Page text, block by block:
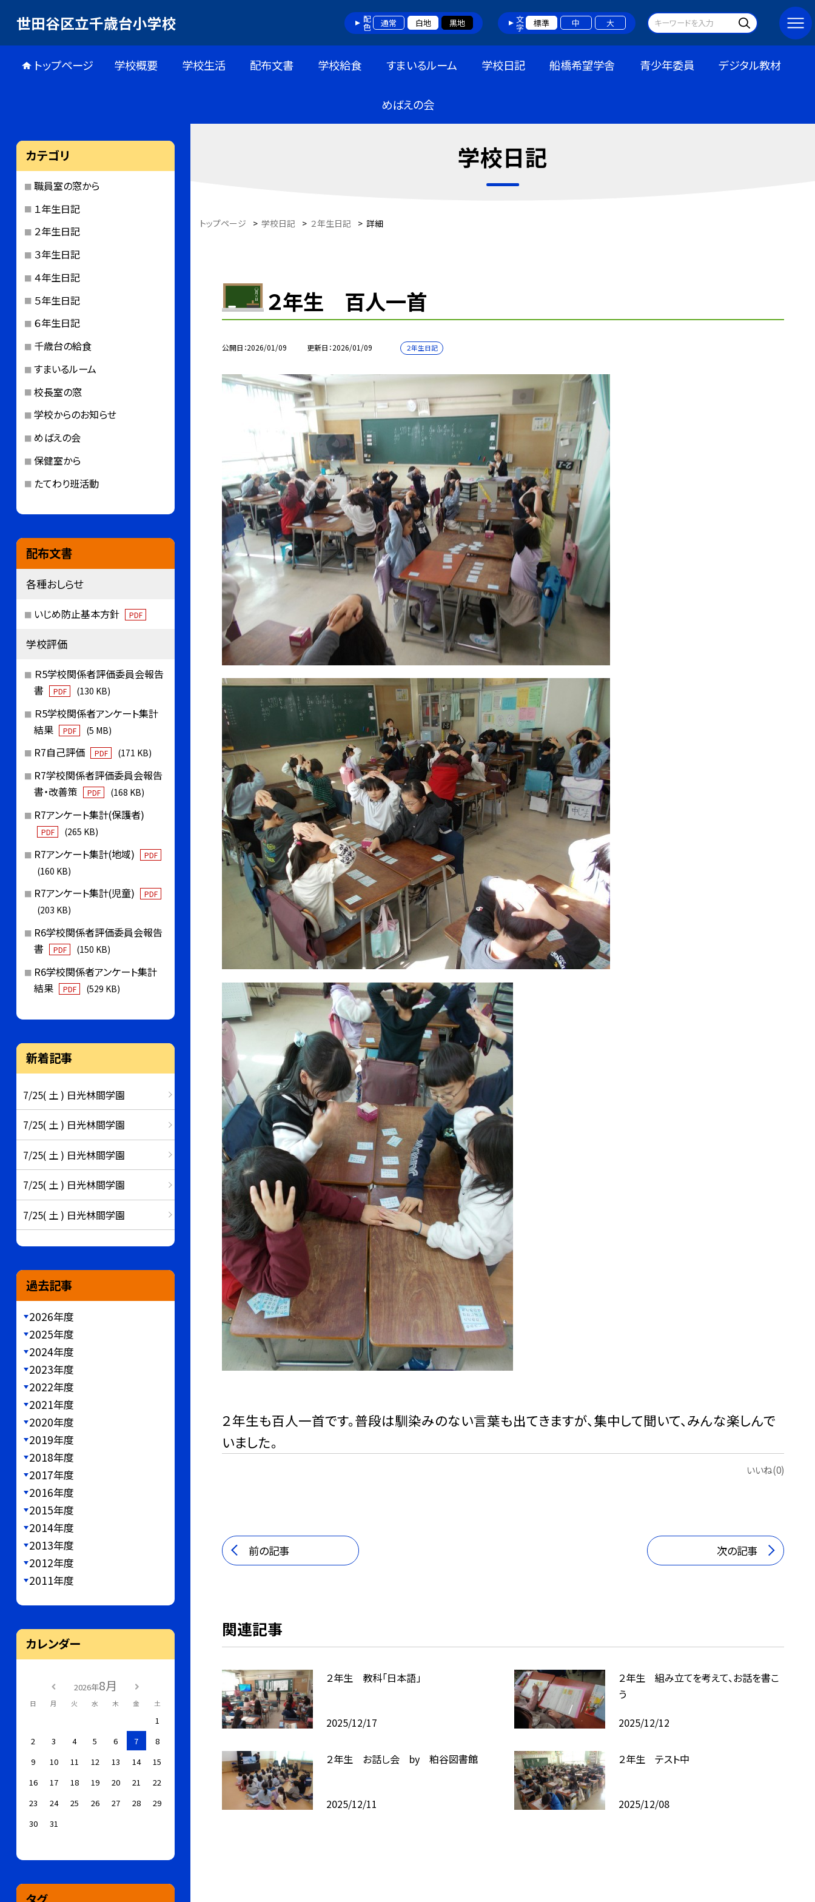
世田谷区立千歳台小学校 配色 通常 白地 黒地 文字 標準 中 大
トップページ 学校概要 学校生活 配布文書 学校給食 すまいるルーム 学校日記 船橋希望学舎 青少年委員 デジタル教材
めばえの会
学校日記
トップページ > 学校日記 > ２年生日記 > 詳細
２年生 百人一首
公開日 2026/01/09 更新日 2026/01/09 ２年生日記
２年生も百人一首です。普段は馴染みのない言葉も出てきますが、集中して聞いて、みんな楽しんで
いました。
いいね(0)
前の記事 次の記事
関連記事
２年生 教科「日本語」
2025/12/17
２年生 組み立てを考えて、お話を書こ
う
2025/12/12
２年生 お話し会 by 粕谷図書館
2025/12/11
２年生 テスト中
2025/12/08
カテゴリ
職員室の窓から
１年生日記
２年生日記
３年生日記
４年生日記
５年生日記
６年生日記
千歳台の給食
すまいるルーム
校長室の窓
学校からのお知らせ
めばえの会
保健室から
たてわり班活動
配布文書
各種おしらせ
いじめ防止基本方針 PDF
学校評価
Ｒ5学校関係者評価委員会報告
書
PDF (130 KB)
Ｒ5学校関係者アンケート集計
結果
PDF (5 MB)
R7自己評価 PDF (171 KB)
R7学校関係者評価委員会報告
書・改善策
PDF (168 KB)
R7アンケート集計(保護者)
PDF (265 KB)
R7アンケート集計(地域) PDF
(160 KB)
R7アンケート集計(児童) PDF
(203 KB)
R6学校関係者評価委員会報告
書
PDF (150 KB)
R6学校関係者アンケート集計
結果
PDF (529 KB)
新着記事
7/25( 土 ) 日光林間学園
7/25( 土 ) 日光林間学園
7/25( 土 ) 日光林間学園
7/25( 土 ) 日光林間学園
7/25( 土 ) 日光林間学園
過去記事
2026年度
2025年度
2024年度
2023年度
2022年度
2021年度
2020年度
2019年度
2018年度
2017年度
2016年度
2015年度
2014年度
2013年度
2012年度
2011年度
カレンダー
2026年8月
日 月 火 水 木 金 土
1
2
3 4 5 6 7
8
9
10 11 12 13 14
15
16
17 18 19 20 21
22
23
24 25 26 27 28
29
30
31